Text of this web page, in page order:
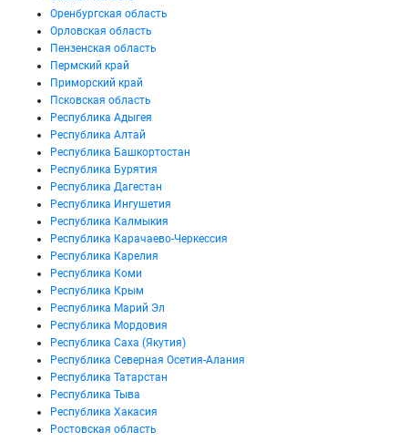
Оренбургская область
Орловская область
Пензенская область
Пермский край
Приморский край
Псковская область
Республика Адыгея
Республика Алтай
Республика Башкортостан
Республика Бурятия
Республика Дагестан
Республика Ингушетия
Республика Калмыкия
Республика Карачаево-Черкессия
Республика Карелия
Республика Коми
Республика Крым
Республика Марий Эл
Республика Мордовия
Республика Саха (Якутия)
Республика Северная Осетия-Алания
Республика Татарстан
Республика Тыва
Республика Хакасия
Ростовская область